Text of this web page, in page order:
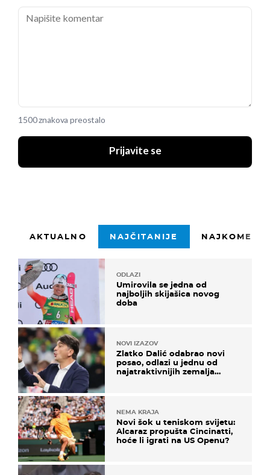
1500 znakova preostalo
Prijavite se
AKTUALNO NAJČITANIJE
ODLAZI
Umirovila se jedna od
najboljih skijašica novog
doba
NOVI IZAZOV
Zlatko Dalić odabrao novi
posao, odlazi u jednu od
najatraktivnijih zemalja
NEMA KRAJA
Novi šok u teniskom svijetu:
Alcaraz propušta Cincinatti,
hoće li igrati na US Openu?